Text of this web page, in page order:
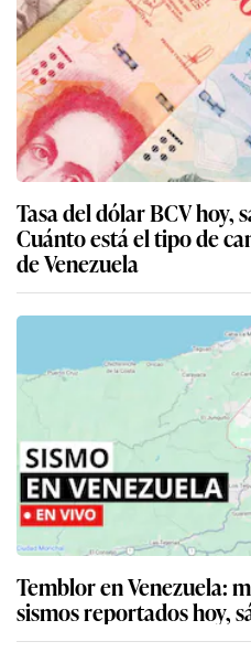
Tasa del dólar BCV hoy,
Cuánto está el tipo de
de Venezuela
Temblor en Venezuela:
sismos reportados hoy,